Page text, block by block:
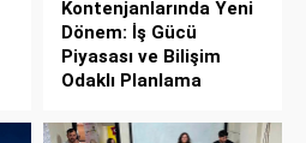
Kontenjanlarında Yeni
Dönem: İş Gücü
Piyasası ve Bilişim
Odaklı Planlama